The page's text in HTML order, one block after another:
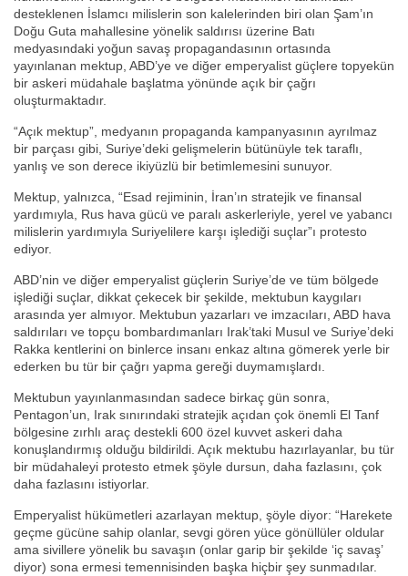
desteklenen İslamcı milislerin son kalelerinden biri olan Şam’ın
Doğu Guta mahallesine yönelik saldırısı üzerine Batı
medyasındaki yoğun savaş propagandasının ortasında
yayınlanan mektup, ABD’ye ve diğer emperyalist güçlere topyekün
bir askeri müdahale başlatma yönünde açık bir çağrı
oluşturmaktadır.
“Açık mektup”, medyanın propaganda kampanyasının ayrılmaz
bir parçası gibi, Suriye’deki gelişmelerin bütünüyle tek taraflı,
yanlış ve son derece ikiyüzlü bir betimlemesini sunuyor.
Mektup, yalnızca, “Esad rejiminin, İran’ın stratejik ve finansal
yardımıyla, Rus hava gücü ve paralı askerleriyle, yerel ve yabancı
milislerin yardımıyla Suriyelilere karşı işlediği suçlar”ı protesto
ediyor.
ABD’nin ve diğer emperyalist güçlerin Suriye’de ve tüm bölgede
işlediği suçlar, dikkat çekecek bir şekilde, mektubun kaygıları
arasında yer almıyor. Mektubun yazarları ve imzacıları, ABD hava
saldırıları ve topçu bombardımanları Irak’taki Musul ve Suriye’deki
Rakka kentlerini on binlerce insanı enkaz altına gömerek yerle bir
ederken bu tür bir çağrı yapma gereği duymamışlardı.
Mektubun yayınlanmasından sadece birkaç gün sonra,
Pentagon’un, Irak sınırındaki stratejik açıdan çok önemli El Tanf
bölgesine zırhlı araç destekli 600 özel kuvvet askeri daha
konuşlandırmış olduğu bildirildi. Açık mektubu hazırlayanlar, bu tür
bir müdahaleyi protesto etmek şöyle dursun, daha fazlasını, çok
daha fazlasını istiyorlar.
Emperyalist hükümetleri azarlayan mektup, şöyle diyor: “Harekete
geçme gücüne sahip olanlar, sevgi gören yüce gönüllüler oldular
ama sivillere yönelik bu savaşın (onlar garip bir şekilde ‘iç savaş’
diyor) sona ermesi temennisinden başka hiçbir şey sunmadılar.